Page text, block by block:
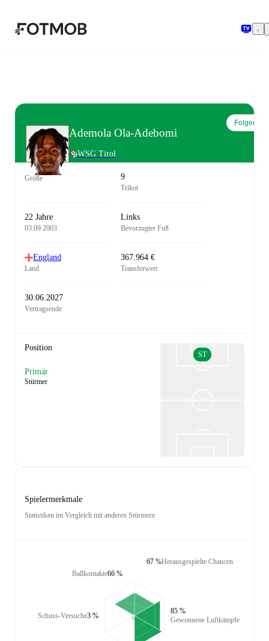
Ademola Ola-Adebomi
WSG Tirol
Folgen
Größe 9
Trikot
22 Jahre
03.09.2003
Links
Bevorzugter Fuß
England
Land
367.964 €
Transferwert
30.06.2027
Vertragsende
Position
Primär
Stürmer
ST
Spielermerkmale
Statistiken im Vergleich mit anderen Stürmern
Ballkontakte66 %
Schuss-Versuche3 %
Herausgespielte Chancen
67 %
Gewonnene Luftkämpfe
85 %